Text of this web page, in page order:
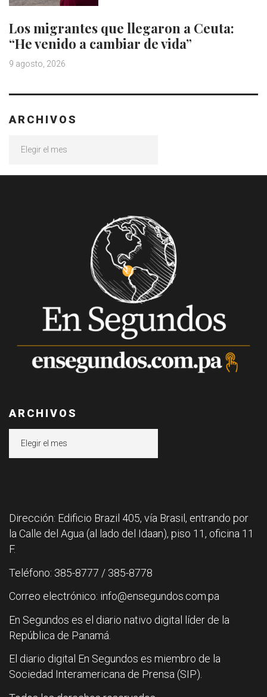
Los migrantes que llegaron a Ceuta:
“He venido a cambiar de vida”
9 agosto, 2026
ARCHIVOS
ARCHIVOS
Dirección: Edificio Brazil 405, vía Brasil, entrando por
la Calle del Agua (al lado del Idaan), piso 11, oficina 11
F.
Teléfono: 385-8777 / 385-8778
Correo electrónico: info@ensegundos.com.pa
En Segundos es el diario nativo digital líder de la
República de Panamá.
El diario digital En Segundos es miembro de la
Sociedad Interamericana de Prensa (SIP).